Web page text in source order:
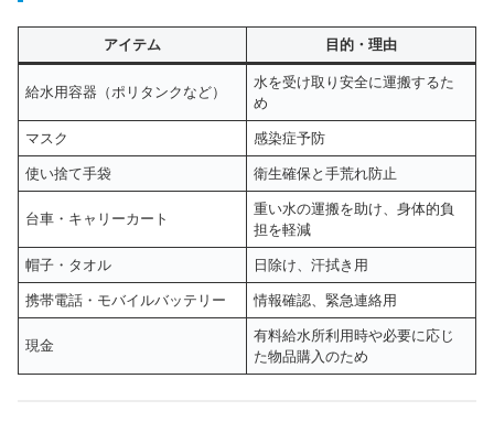
アイテム 目的・理由
給水用容器（ポリタンクなど）
水を受け取り安全に運搬するた
め
マスク 感染症予防
使い捨て手袋 衛生確保と手荒れ防止
台車・キャリーカート
重い水の運搬を助け、身体的負
担を軽減
帽子・タオル 日除け、汗拭き用
携帯電話・モバイルバッテリー 情報確認、緊急連絡用
現金
有料給水所利用時や必要に応じ
た物品購入のため